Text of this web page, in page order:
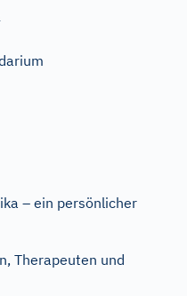
– ein persönlicher
Therapeuten und